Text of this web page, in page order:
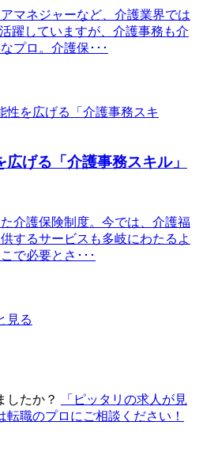
マネジャーなど、介護業界では
躍していますが、介護事務も介
プロ。介護保･･･
げる「介護事務スキル」
介護保険制度。今では、介護福
するサービスも多岐にわたるよ
で必要とさ･･･
したか？
「ピッタリの求人が見
職のプロにご相談ください！